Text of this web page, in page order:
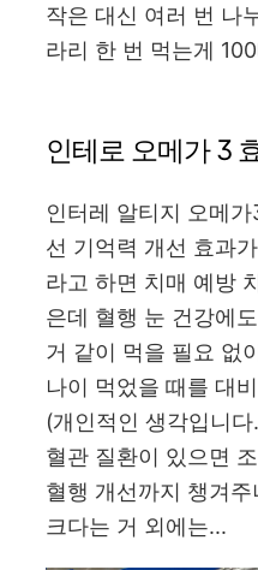
작은 대신 여러 번 나
라리 한 번 먹는게
인테로 오메가 3
인터레 알티지 오메
선 기억력 개선 효과
라고 하면 치매 예방
은데 혈행 눈 건강에
거 같이 먹을 필요 없
나이 먹었을 때를 대
(개인적인 생각입니
혈관 질환이 있으면
혈행 개선까지 챙겨
크다는 거 외에는...